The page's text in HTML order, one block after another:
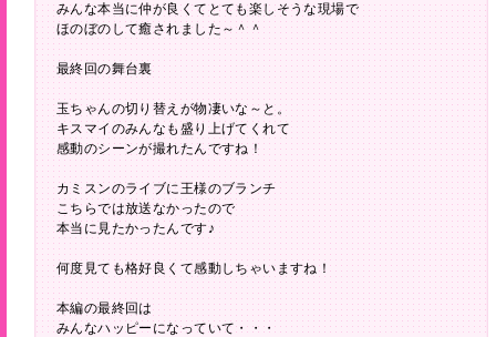
みんな本当に仲が良くてとても楽しそうな現場で
ほのぼのして癒されました～＾＾
最終回の舞台裏
玉ちゃんの切り替えが物凄いな～と。
キスマイのみんなも盛り上げてくれて
感動のシーンが撮れたんですね！
カミスンのライブに王様のブランチ
こちらでは放送なかったので
本当に見たかったんです♪
何度見ても格好良くて感動しちゃいますね！
本編の最終回は
みんなハッピーになっていて・・・